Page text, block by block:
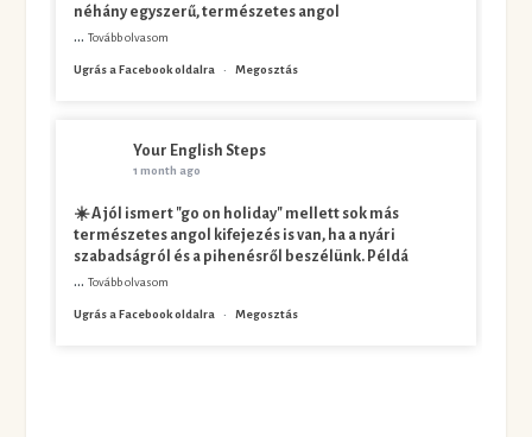
néhány egyszerű, természetes angol
...Tovább olvasom
Ugrás a Facebook oldalra · Megosztás
Your English Steps
1 month ago
☀️ A jól ismert "go on holiday" mellett sok más
természetes angol kifejezés is van, ha a nyári
szabadságról és a pihenésről beszélünk. Példá
...Tovább olvasom
Ugrás a Facebook oldalra · Megosztás